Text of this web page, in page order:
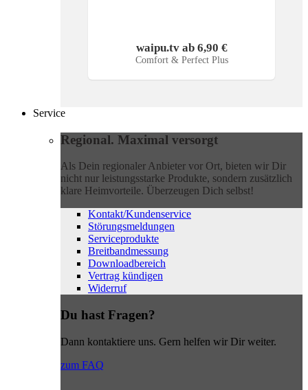
waipu.tv ab 6,90 €
Comfort & Perfect Plus
Service
Regional. Maximal versorgt
Als Dein regionaler Anbieter vor Ort, bieten wir Dir
nicht nur leistungsstarke Produkte, sondern zusätzlich
klare Heimvorteile. Überzeugen Dich selbst!
Kontakt/Kundenservice
Störungsmeldungen
Serviceprodukte
Breitbandmessung
Downloadbereich
Vertrag kündigen
Widerruf
Du hast Fragen?
Dann kontaktiere uns. Gern helfen wir Dir weiter.
zum FAQ